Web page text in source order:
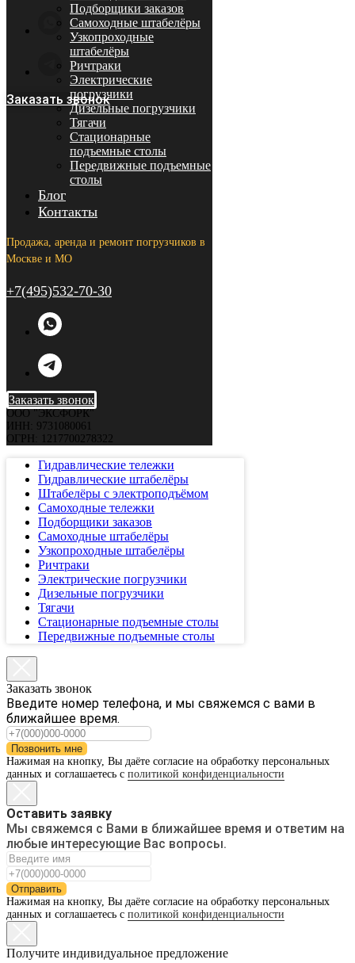
Заказать звонок
Подборщики заказов
Самоходные штабелёры
Узкопроходные
штабелёры
Ричтраки
Электрические
погрузчики
Дизельные погрузчики
Тягачи
Стационарные
подъемные столы
Передвижные подъемные
столы
Блог
Контакты
Продажа, аренда и ремонт погрузчиков в
Москве и МО
+7(495)532-70-30
Заказать звонок
ООО "ЭКСФОРК"
ИНН: 9731080061
ОГРН: 1217700278322
Гидравлические тележки
Гидравлические штабелёры
Штабелёры с электроподъёмом
Самоходные тележки
Подборщики заказов
Самоходные штабелёры
Узкопроходные штабелёры
Ричтраки
Электрические погрузчики
Дизельные погрузчики
Тягачи
Стационарные подъемные столы
Передвижные подъемные столы
Заказать звонок
Введите номер телефона, и мы свяжемся с вами в
ближайшее время.
Позвонить мне
Нажимая на кнопку, Вы даёте согласие на обработку персональных
данных и соглашаетесь с политикой конфиденциальности
Оставить заявку
Мы свяжемся с Вами в ближайшее время и ответим на
любые интересующие Вас вопросы.
Отправить
Нажимая на кнопку, Вы даёте согласие на обработку персональных
данных и соглашаетесь с политикой конфиденциальности
Получите индивидуальное предложение